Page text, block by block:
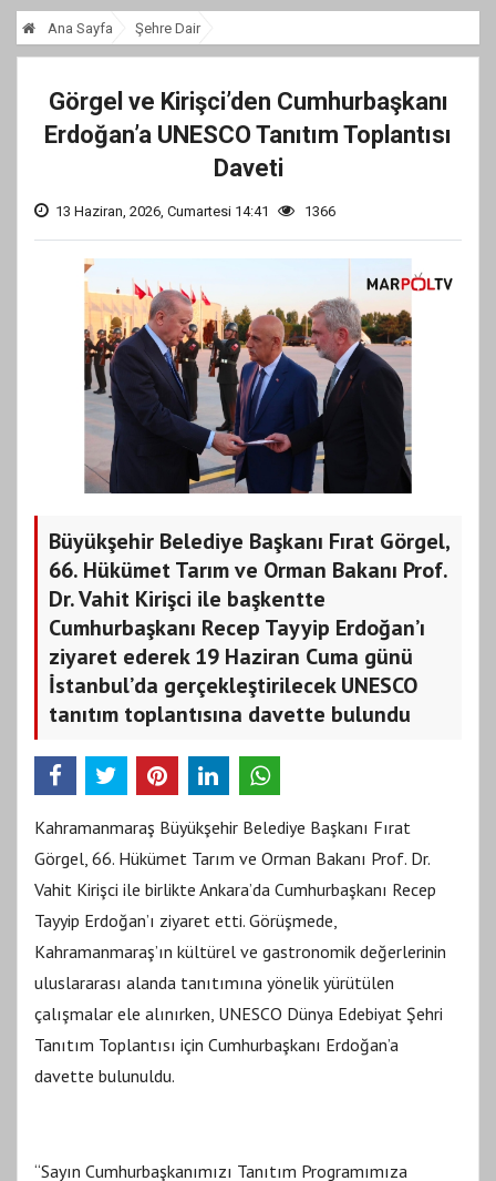
Ana Sayfa Şehre Dair
Görgel ve Kirişci’den Cumhurbaşkanı
Erdoğan’a UNESCO Tanıtım Toplantısı
Daveti
13 Haziran, 2026, Cumartesi 14:41 1366
Büyükşehir Belediye Başkanı Fırat Görgel,
66. Hükümet Tarım ve Orman Bakanı Prof.
Dr. Vahit Kirişci ile başkentte
Cumhurbaşkanı Recep Tayyip Erdoğan’ı
ziyaret ederek 19 Haziran Cuma günü
İstanbul’da gerçekleştirilecek UNESCO
tanıtım toplantısına davette bulundu
Kahramanmaraş Büyükşehir Belediye Başkanı Fırat
Görgel, 66. Hükümet Tarım ve Orman Bakanı Prof. Dr.
Vahit Kirişci ile birlikte Ankara’da Cumhurbaşkanı Recep
Tayyip Erdoğan’ı ziyaret etti. Görüşmede,
Kahramanmaraş’ın kültürel ve gastronomik değerlerinin
uluslararası alanda tanıtımına yönelik yürütülen
çalışmalar ele alınırken, UNESCO Dünya Edebiyat Şehri
Tanıtım Toplantısı için Cumhurbaşkanı Erdoğan’a
davette bulunuldu.
“Sayın Cumhurbaşkanımızı Tanıtım Programımıza